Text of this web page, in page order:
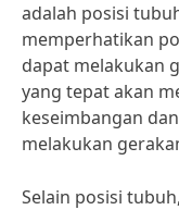
adalah posisi
memperhatikan
dapat melakukan
yang tepat akan
keseimbangan
melakukan
Selain posisi